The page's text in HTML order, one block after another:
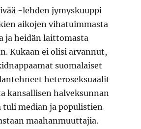
-lehden jymyskuuppi
aikojen vihatuimmasta
ja heidän laittomasta
Kukaan ei olisi arvannut,
suomalaiset
heteroseksuaalit
kansallisen halveksunnan
tuli median ja populistien
maahanmuuttajia.